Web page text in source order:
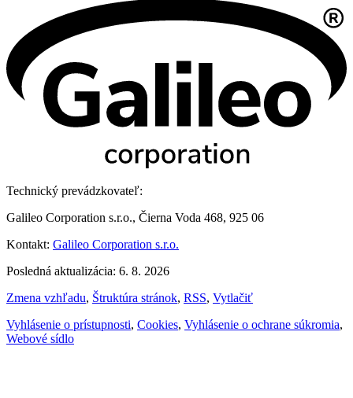
Technický prevádzkovateľ:
Galileo Corporation s.r.o., Čierna Voda 468, 925 06
Kontakt: Galileo Corporation s.r.o.
Posledná aktualizácia: 6. 8. 2026
Zmena vzhľadu, Štruktúra stránok, RSS, Vytlačiť
Vyhlásenie o prístupnosti, Cookies, Vyhlásenie o ochrane súkromia,
Webové sídlo